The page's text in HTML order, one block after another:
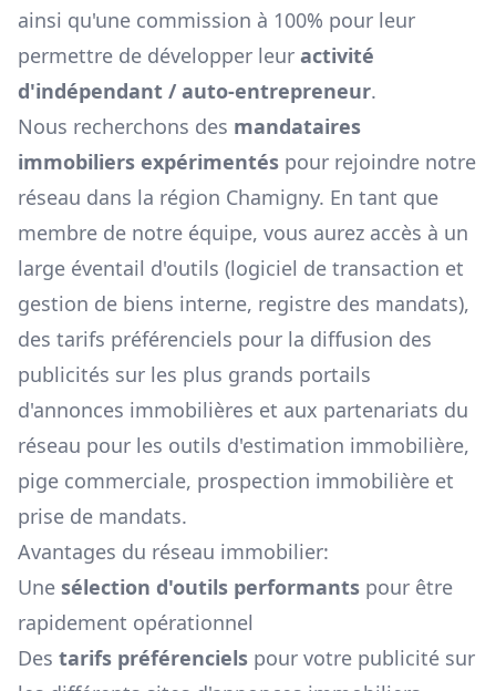
ainsi qu'une commission à 100% pour leur
permettre de développer leur activité
d'indépendant / auto-entrepreneur.
Nous recherchons des mandataires
immobiliers expérimentés pour rejoindre notre
réseau dans la région Chamigny. En tant que
membre de notre équipe, vous aurez accès à un
large éventail d'outils (logiciel de transaction et
gestion de biens interne, registre des mandats),
des tarifs préférenciels pour la diffusion des
publicités sur les plus grands portails
d'annonces immobilières et aux partenariats du
réseau pour les outils d'estimation immobilière,
pige commerciale, prospection immobilière et
prise de mandats.
Avantages du réseau immobilier:
Une sélection d'outils performants pour être
rapidement opérationnel
Des tarifs préférenciels pour votre publicité sur